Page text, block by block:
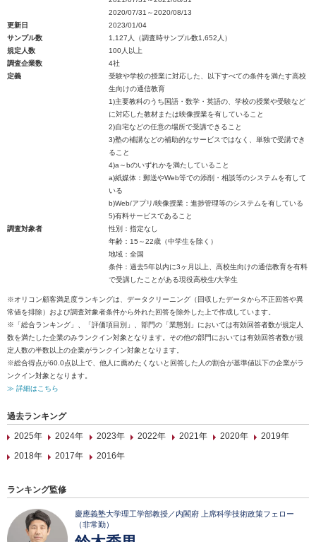
2020/07/31～2020/08/13
更新日
2023/01/04
サンプル数
1,127人（調査時サンプル数1,652人）
規定人数
100人以上
調査企業数
4社
定義
受験や学校の授業に対応した、以下すべての条件を満たす高校
生向けの通信教育
1)主要教科のうち国語・数学・英語の、学校の授業や受験など
に対応した教材または映像授業を有していること
2)自宅などの任意の場所で受講できること
3)塾の補講などの補助的なサービスではなく、単独で受講でき
ること
4)a～bのいずれかを満たしていること
a)紙媒体：郵送やWeb等での添削・相談等のシステムを有して
いる
b)Web/アプリ/映像授業：進捗管理等のシステムを有している
5)有料サービスであること
調査対象者
性別：指定なし
年齢：15～22歳（中学生を除く）
地域：全国
条件：過去5年以内に3ヶ月以上、高校生向けの通信教育を有料
で受講したことがある現役高校生/大学生
※オリコン顧客満足度ランキングは、データクリーニング（回収したデータから不正回答や異
常値を排除）および調査対象者条件から外れた回答を除外した上で作成しています。
※「総合ランキング」、「評価項目別」、部門の「業態別」においては有効回答者数が規定人
数を満たした企業のみランクイン対象となります。その他の部門においては有効回答者数が規
定人数の半数以上の企業がランクイン対象となります。
※総合得点が60.0点以上で、他人に薦めたくないと回答した人の割合が基準値以下の企業がラ
ンクイン対象となります。
≫ 詳細はこちら
過去ランキング
2025年
2024年 2023年 2022年 2021年 2020年
2019年
2018年
2017年 2016年
ランキング監修
慶應義塾大学理工学部教授／内閣府 上席科学技術政策フェロー
（非常勤）